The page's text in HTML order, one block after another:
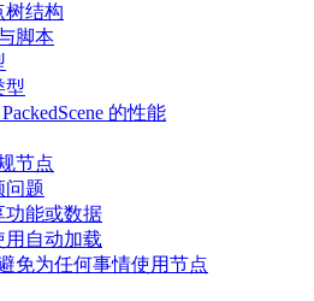
树结构
脚本
型
的性能
节点
问题
功能或数据
用自动加载
免为任何事情使用节点